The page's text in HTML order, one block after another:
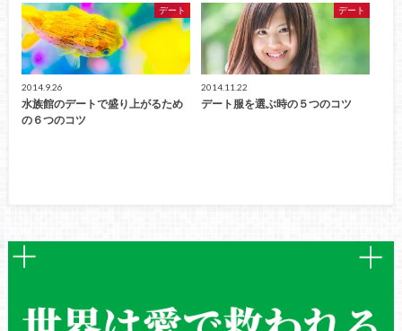
デート
2014.9.26
水族館のデートで盛り上がるため
の６つのコツ
デート
2014.11.22
デート服を選ぶ時の５つのコツ